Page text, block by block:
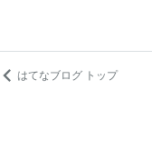
はてなブログ トップ